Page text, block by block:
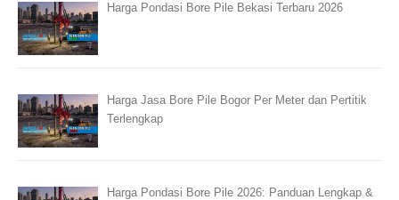
Harga Pondasi Bore Pile Bekasi Terbaru 2026
Harga Jasa Bore Pile Bogor Per Meter dan Pertitik
Terlengkap
Harga Pondasi Bore Pile 2026: Panduan Lengkap &